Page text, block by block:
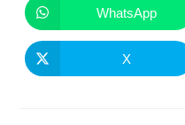
WhatsApp
X